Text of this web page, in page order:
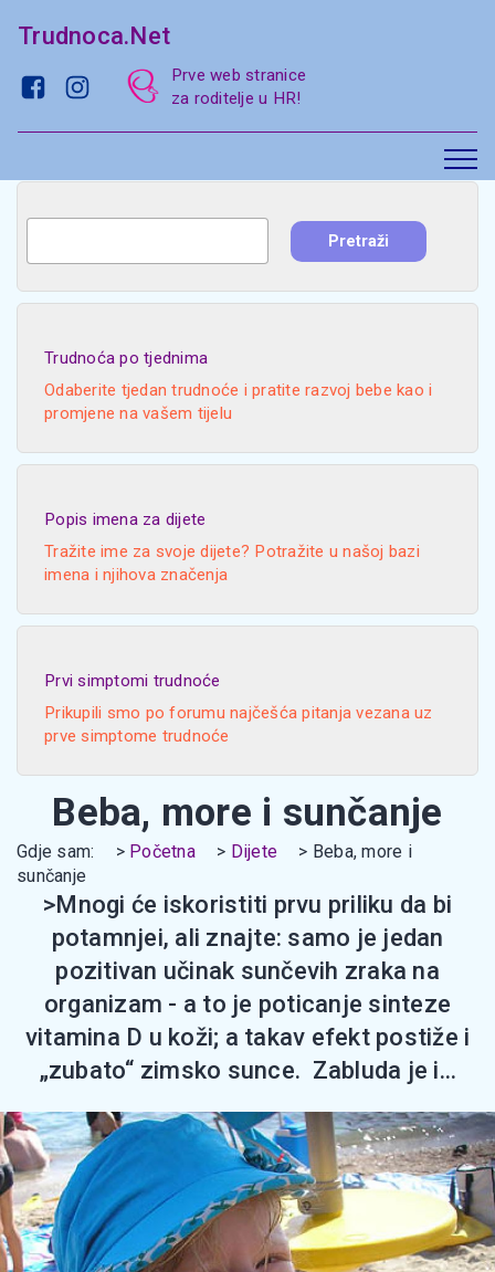
Trudnoca.Net
Prve web stranice
za roditelje u HR!
Trudnoća po tjednima
Odaberite tjedan trudnoće i pratite razvoj bebe kao i
promjene na vašem tijelu
Popis imena za dijete
Tražite ime za svoje dijete? Potražite u našoj bazi
imena i njihova značenja
Prvi simptomi trudnoće
Prikupili smo po forumu najčešća pitanja vezana uz
prve simptome trudnoće
Beba, more i sunčanje
Gdje sam: Početna Dijete
Beba, more i
sunčanje
>Mnogi će iskoristiti prvu priliku da bi
potamnjei, ali znajte: samo je jedan
pozitivan učinak sunčevih zraka na
organizam - a to je poticanje sinteze
vitamina D u koži; a takav efekt postiže i
„zubato“ zimsko sunce. Zabluda je i...